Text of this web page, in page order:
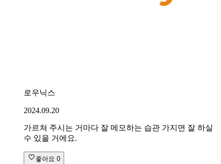
로우닉스
2024.09.20
가르쳐 주시는 거마다 잘 메모하는 습관 가지면 잘 하실
수 있을 거에요.
좋아요 0